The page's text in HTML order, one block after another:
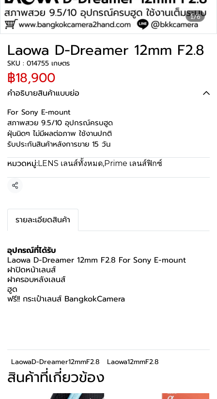
1/6
Laowa D-Dreamer 12mm F2.8
SKU : 014755 เกษตร
฿18,900
คำอธิบายสินค้าแบบย่อ
For Sony E-mount
สภาพสวย 9.5/10 อุปกรณ์ครบฮูด
ฝุ่นนิดๆ ไม่มีผลต่อภาพ ใช้งานปกติ
รับประกันสินค้าหลังการขาย 15 วัน
หมวดหมู่:LENS เลนส์ทั้งหมด,Prime เลนส์ฟิกซ์
แชร์
รายละเอียดสินค้า
อุปกรณ์ที่ได้รับ
Laowa D-Dreamer 12mm F2.8 For Sony E-mount
ฝาปิดหน้าเลนส์
ฝาครอบหลังเลนส์
ฮูด
ฟรี!! กระเป๋าเลนส์ BangkokCamera
LaowaD-Dreamer12mmF2.8 Laowa12mmF2.8
สินค้าที่เกี่ยวข้อง